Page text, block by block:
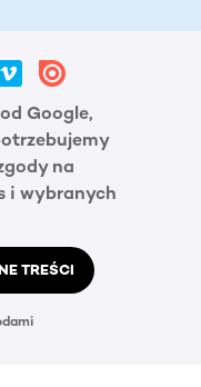
Google,
na
i wybranych
TREŚCI